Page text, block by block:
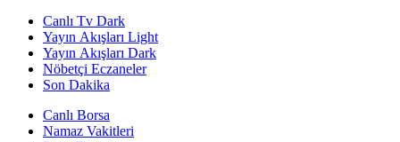
Canlı Tv Dark
Yayın Akışları Light
Yayın Akışları Dark
Nöbetçi Eczaneler
Son Dakika
Canlı Borsa
Namaz Vakitleri